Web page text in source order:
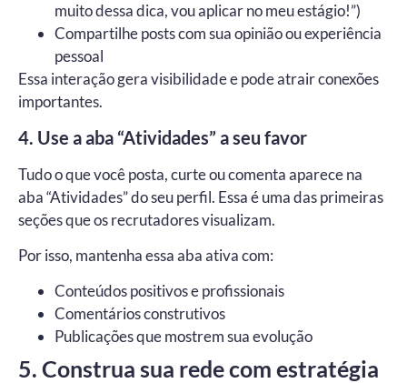
muito dessa dica, vou aplicar no meu estágio!”)
Compartilhe posts com sua opinião ou experiência
pessoal
Essa interação gera visibilidade e pode atrair conexões
importantes.
4. Use a aba “Atividades” a seu favor
Tudo o que você posta, curte ou comenta aparece na
aba “Atividades” do seu perfil. Essa é uma das primeiras
seções que os recrutadores visualizam.
Por isso, mantenha essa aba ativa com:
Conteúdos positivos e profissionais
Comentários construtivos
Publicações que mostrem sua evolução
5. Construa sua rede com estratégia